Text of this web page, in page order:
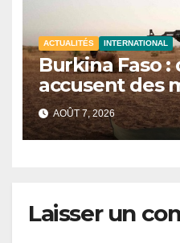
ACTUALITÉS INTERNATIONAL
Burkina Faso :
accusent des
d’avoir tué au
après une
AOÛT 7, 2026
Laisser un